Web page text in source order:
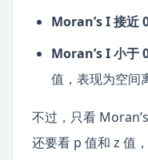
Moran’s I 接近
Moran’s I 小于
值，表现为空间
不过，只看
还要看 p 值和 z 值